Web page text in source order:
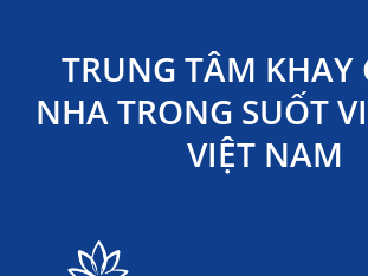
TRUNG TÂM KHAY
NHA TRONG SUỐT
VIỆT NAM